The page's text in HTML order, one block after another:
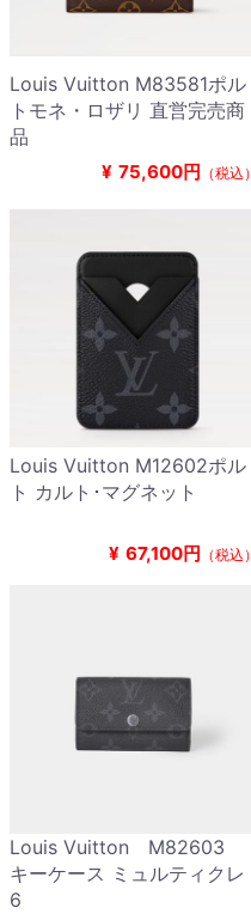
Louis Vuitton M83581ポル
トモネ・ロザリ 直営完売商
品
¥ 75,600円 （税込）
Louis Vuitton M12602ポル
ト カルト･マグネット
¥ 67,100円 （税込）
Louis Vuitton M82603
キーケース ミュルティクレ
6